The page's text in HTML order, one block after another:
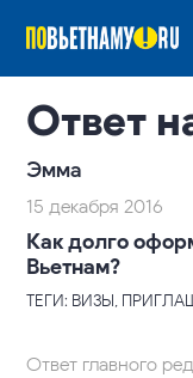
Ответ
Эмма
15 декабря 2016
Как долго
Вьетнам?
ТЕГИ: ВИЗЫ,
Ответ главного